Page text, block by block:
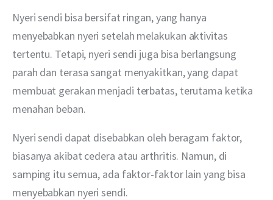
Nyeri sendi bisa bersifat ringan, yang hanya
menyebabkan nyeri setelah melakukan aktivitas
tertentu. Tetapi, nyeri sendi juga bisa berlangsung
parah dan terasa sangat menyakitkan, yang dapat
membuat gerakan menjadi terbatas, terutama ketika
menahan beban.
Nyeri sendi dapat disebabkan oleh beragam faktor,
biasanya akibat cedera atau arthritis. Namun, di
samping itu semua, ada faktor-faktor lain yang bisa
menyebabkan nyeri sendi.